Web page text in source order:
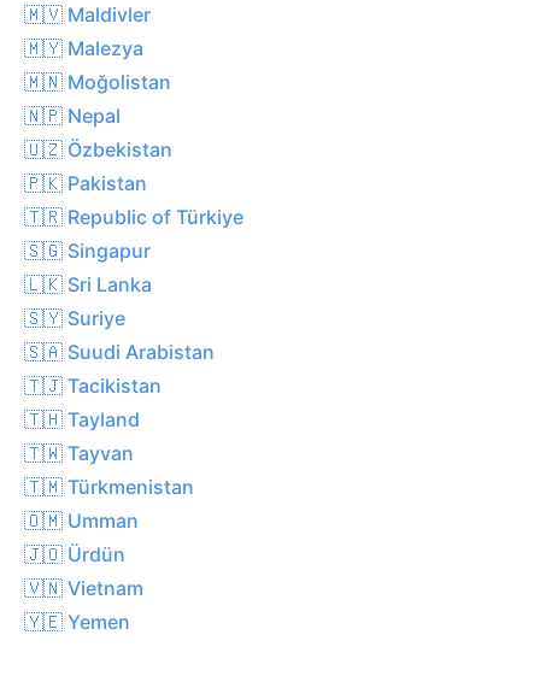
🇲🇻 Maldivler
🇲🇾 Malezya
🇲🇳 Moğolistan
🇳🇵 Nepal
🇺🇿 Özbekistan
🇵🇰 Pakistan
🇹🇷 Republic of Türkiye
🇸🇬 Singapur
🇱🇰 Sri Lanka
🇸🇾 Suriye
🇸🇦 Suudi Arabistan
🇹🇯 Tacikistan
🇹🇭 Tayland
🇹🇼 Tayvan
🇹🇲 Türkmenistan
🇴🇲 Umman
🇯🇴 Ürdün
🇻🇳 Vietnam
🇾🇪 Yemen